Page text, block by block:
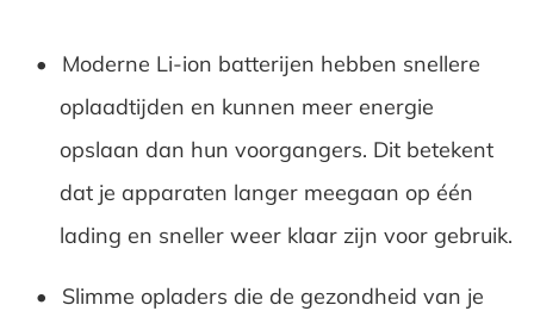
Moderne Li-ion batterijen hebben snellere
oplaadtijden en kunnen meer energie
opslaan dan hun voorgangers. Dit betekent
dat je apparaten langer meegaan op één
lading en sneller weer klaar zijn voor gebruik.
Slimme opladers die de gezondheid van je